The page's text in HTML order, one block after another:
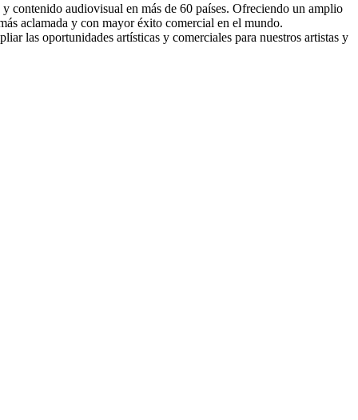
contenido audiovisual en más de 60 países. Ofreciendo un amplio
aclamada y con mayor éxito comercial en el mundo.
las oportunidades artísticas y comerciales para nuestros artistas y